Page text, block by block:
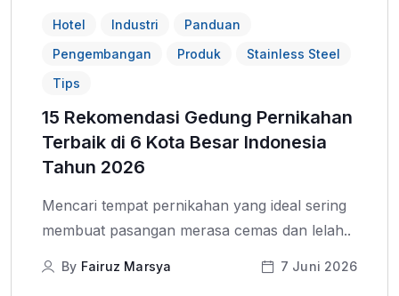
Hotel Industri
Panduan
Pengembangan
Produk
Stainless Steel
Tips
15 Rekomendasi Gedung Pernikahan
Terbaik di 6 Kota Besar Indonesia
Tahun 2026
Mencari tempat pernikahan yang ideal sering
membuat pasangan merasa cemas dan lelah..
By Fairuz Marsya 7 Juni 2026